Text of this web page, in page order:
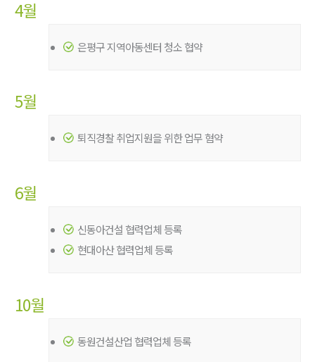
4월
은평구 지역아동센터 청소 협약
5월
퇴직경찰 취업지원을 위한 업무 혐약
6월
신동아건설 협력업체 등록
현대아산 협력업체 등록
10월
동원건설산업 협력업체 등록